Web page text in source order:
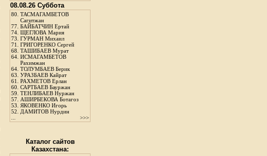
08.08.26 Суббота
80. ТАСМАГАМБЕТОВ
Сагитжан
77. БАЙБАТЧИН Ертай
74. ЩЕГЛОВА Мария
73. ГУРМАН Михаил
71. ГРИГОРЕНКО Сергей
68. ТАШИБАЕВ Мурат
64. ИСМАГАМБЕТОВ
Рахимжан
64. ТОЛУМБАЕВ Берик
63. УРАЗБАЕВ Кайрат
61. РАХМЕТОВ Ерлан
60. САРТБАЕВ Бауржан
59. ТЕНЛИБАЕВ Нуржан
57. АШИРБЕКОВА Ботагоз
53. ЯКОВЕНКО Игорь
52. ДАМИТОВ Нурдин
>>>
Каталог сайтов
Казахстана: